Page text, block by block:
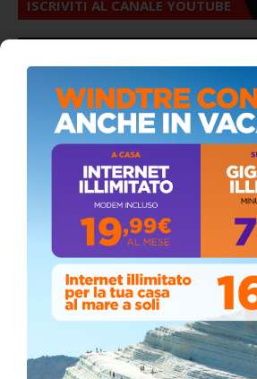
ISCRIVITI AL CANALE YOUTUBE
ALMANACCO DEL GIORNO